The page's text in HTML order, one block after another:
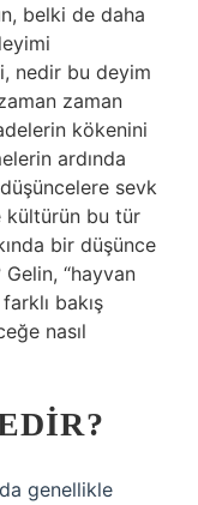
belki de daha
nedir bu deyim
zaman
kökenini
ardında
sevk
kültürün bu tür
bir düşünce
“hayvan
bakış
nasıl
genellikle